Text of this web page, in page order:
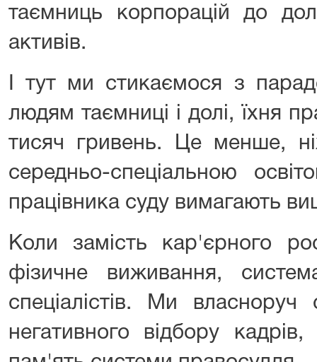
таємниць корпорацій до
активів.
І тут ми стикаємося з
людям таємниці і долі, їхня
тисяч гривень. Це менше,
середньо-спеціальною
працівника суду вимагають
Коли замість кар'єрного
фізичне виживання,
спеціалістів. Ми
негативного відбору кадрів,